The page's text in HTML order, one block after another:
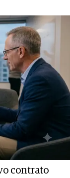
contrato